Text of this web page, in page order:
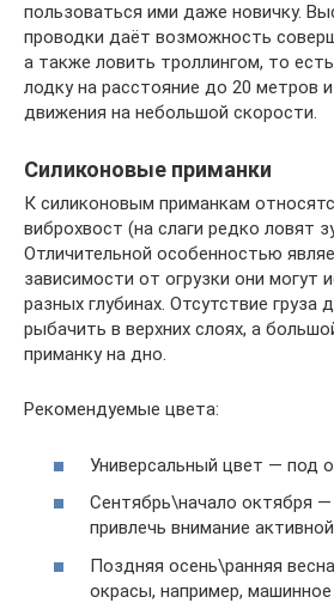
пользоваться ими даже новичку.
проводки даёт возможность
а также ловить троллингом, то
лодку на расстояние до 20 метров
движения на небольшой скорости.
Силиконовые приманки
К силиконовым приманкам
виброхвост (на слаги редко ловят
Отличительной особенностью
зависимости от огрузки они могут
разных глубинах. Отсутствие
рыбачить в верхних слоях, а
приманку на дно.
Рекомендуемые цвета:
Универсальный цвет — под
Сентябрь\начало октября
привлечь внимание
Поздняя осень\ранняя
окрасы, например,